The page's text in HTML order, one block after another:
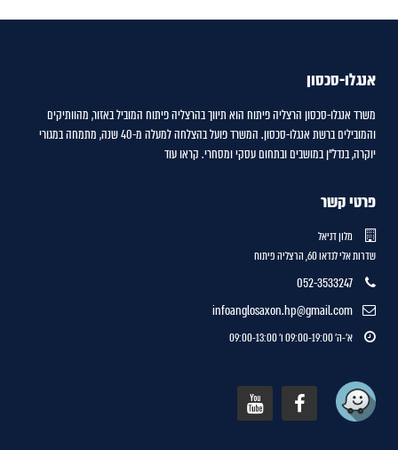
אנגלו-סכסון
משרד אנגלו-סכסון הרצליה פיתוח הוא תיווך בהרצליה פיתוח המוביל באזור, מהוותיקים
והמובילים ברשת אנגלו-סכסון. המשרד פועל בהצלחה למעלה מ-40 שנה, מתמחה במגורי
יוקרה, בנדל"ן במושבים ובתחום עסקי ומסחרי. קראו עוד
פרטי קשר
מלון דניאל
שדרות אלי לנדאו 60, הרצליה פיתוח
052-3533247
infoanglosaxon.hp@gmail.com
א'-ה' 09:00-19:00 ו' 09:00-13:00